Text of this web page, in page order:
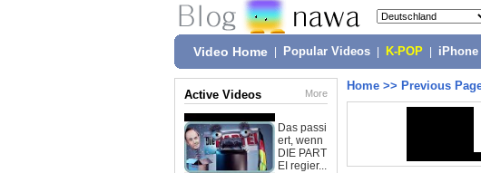
Video Home Popular Videos K-POP iPhone
Active Videos More
Das passi
ert, wenn
DIE PART
EI regier...
Home >> Previous